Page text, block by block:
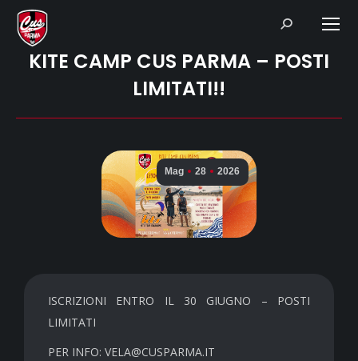
Search:
KITE CAMP CUS PARMA – POSTI
LIMITATI!!
Mag 28 2026
ISCRIZIONI ENTRO IL 30 GIUGNO – POSTI
LIMITATI
PER INFO: VELA@CUSPARMA.IT